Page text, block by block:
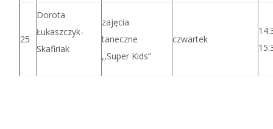
25
Dorota
Łukaszczyk-
Skafiriak
zajęcia
taneczne
,,Super Kids”
czwartek